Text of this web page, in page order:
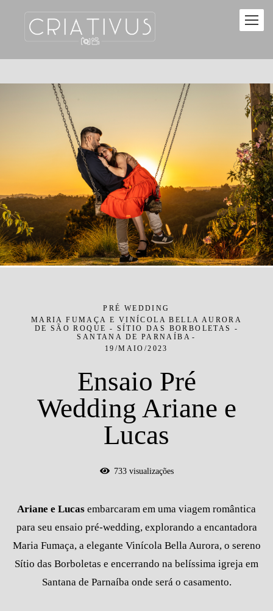
PRÉ WEDDING
MARIA FUMAÇA E VINÍCOLA BELLA AURORA
DE SÃO ROQUE - SÍTIO DAS BORBOLETAS -
SANTANA DE PARNAÍBA
19/MAIO/2023
Ensaio Pré
Wedding Ariane e
Lucas
733visualizações
Ariane e Lucas embarcaram em uma viagem romântica
para seu ensaio pré-wedding, explorando a encantadora
Maria Fumaça, a elegante Vinícola Bella Aurora, o sereno
Sítio das Borboletas e encerrando na belíssima igreja em
Santana de Parnaíba onde será o casamento.